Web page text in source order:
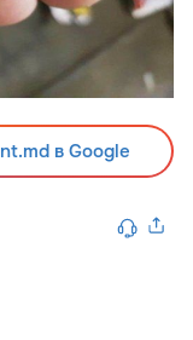
в Google